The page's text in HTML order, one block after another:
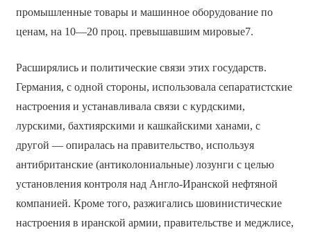
промышленные товары и машинное оборудование по
ценам, на 10—20 проц. превышавшим мировые7.
Расширялись и политические связи этих государств.
Германия, с одной стороны, использовала сепаратистские
настроения и устанавливала связи с курдскими,
лурскими, бахтиярскими и кашкайскими ханами, с
другой — опиралась на правительство, используя
антибританские (антиколониальные) лозунги с целью
установления контроля над Англо-Иранской нефтяной
компанией. Кроме того, разжигались шовинистические
настроения в иранской армии, правительстве и меджлисе,